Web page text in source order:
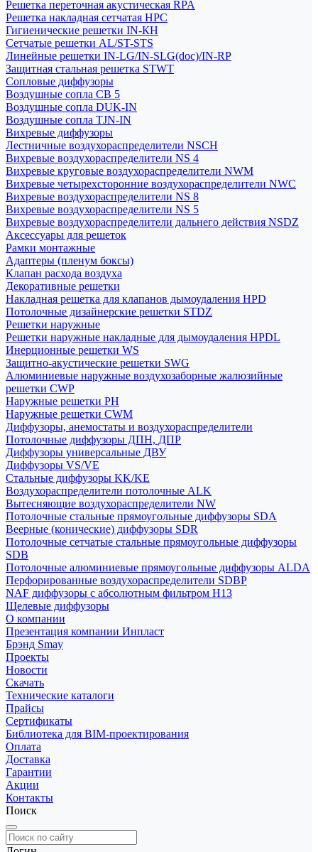
Решетка переточная акустическая RPA
Решетка накладная сетчатая НРС
Гигиенические решетки IN-КН
Сетчатые решетки AL/ST-STS
Линейные решетки IN-LG/IN-SLG(doc)/IN-RP
Защитная стальная решетка STWT
Сопловые диффузоры
Воздушные сопла СВ 5
Воздушные сопла DUK-IN
Воздушные сопла TJN-IN
Вихревые диффузоры
Лестничные воздухораспределители NSCH
Вихревые воздухораспределители NS 4
Вихревые круговые воздухораспределители NWM
Вихревые четырехсторонние воздухораспределители NWC
Вихревые воздухораспределители NS 8
Вихревые воздухораспределители NS 5
Вихревые воздухораспределители дальнего действия NSDZ
Аксессуары для решеток
Рамки монтажные
Адаптеры (пленум боксы)
Клапан расхода воздуха
Декоративные решетки
Накладная решетка для клапанов дымоудаления HPD
Потолочные дизайнерские решетки STDZ
Решетки наружные
Решетки наружные накладные для дымоудаления HPDL
Инерционные решетки WS
Защитно-акустические решетки SWG
Алюминиевые наружные воздухозаборные жалюзийные
решетки CWP
Наружные решетки РН
Наружные решетки CWM
Диффузоры, анемостаты и воздухораспределители
Потолочные диффузоры ДПН, ДПР
Диффузоры универсальные ДВУ
Диффузоры VS/VE
Стальные диффузоры KK/KE
Воздухораспределители потолочные ALK
Вытесняющие воздухораспределители NW
Потолочные стальные прямоугольные диффузоры SDA
Веерные (конические) диффузоры SDR
Потолочные сетчатые стальные прямоугольные диффузоры
SDB
Потолочные алюминиевые прямоугольные диффузоры ALDA
Перфорированные воздухораспределители SDBP
NAF диффузоры с абсолютным фильтром Н13
Щелевые диффузоры
О компании
Презентация компании Инпласт
Брэнд Smay
Проекты
Новости
Скачать
Технические каталоги
Прайсы
Сертификаты
Библиотека для BIM-проектирования
Оплата
Доставка
Гарантии
Акции
Контакты
Поиск